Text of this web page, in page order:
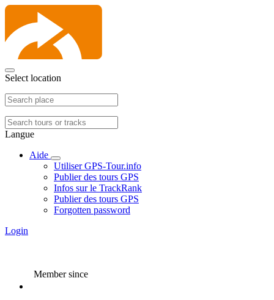
Select location
Langue
Aide
Utiliser GPS-Tour.info
Publier des tours GPS
Infos sur le TrackRank
Publier des tours GPS
Forgotten password
Login
Member since